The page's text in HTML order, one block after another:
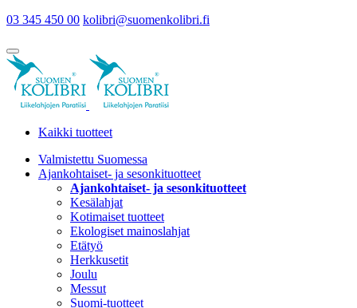
03 345 450 00 kolibri@suomenkolibri.fi
Kaikki tuotteet
Valmistettu Suomessa
Ajankohtaiset- ja sesonkituotteet
Ajankohtaiset- ja sesonkituotteet
Kesälahjat
Kotimaiset tuotteet
Ekologiset mainoslahjat
Etätyö
Herkkusetit
Joulu
Messut
Suomi-tuotteet